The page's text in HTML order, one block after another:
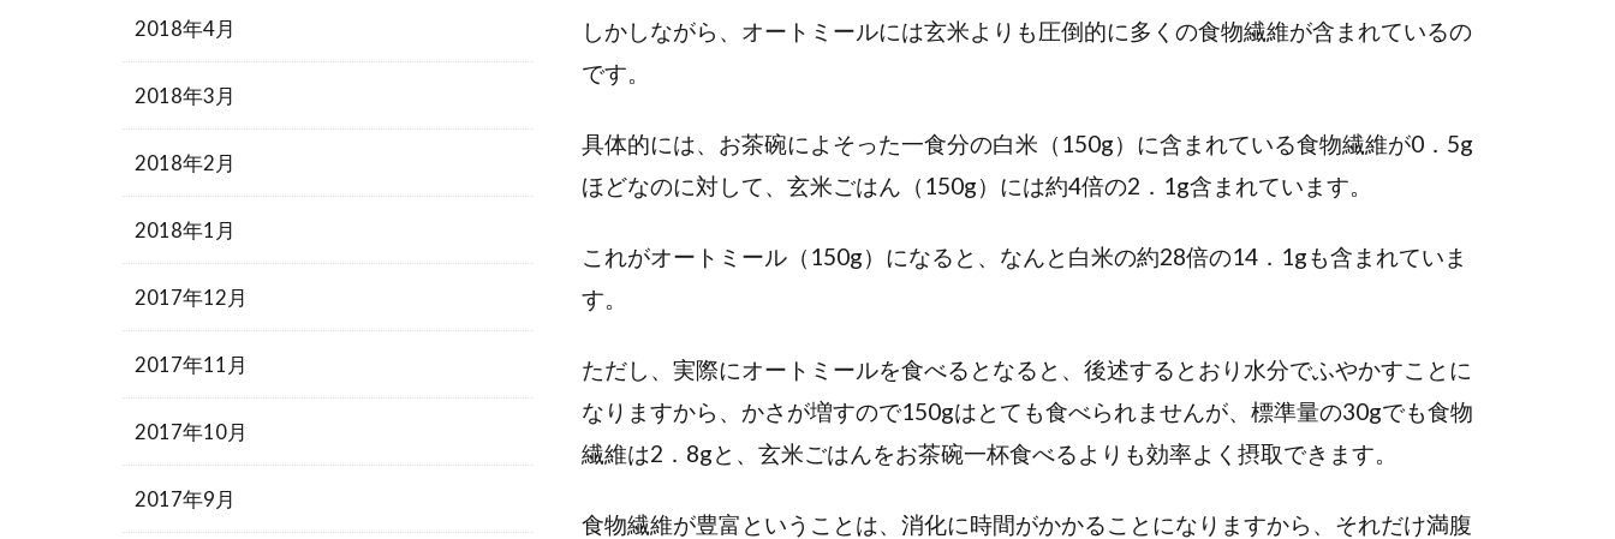
しかしながら、オートミールには玄米よりも圧倒的に多くの食物繊維が含まれているの
です。
具体的には、お茶碗によそった一食分の白米（150g）に含まれている食物繊維が0．5g
ほどなのに対して、玄米ごはん（150g）には約4倍の2．1g含まれています。
これがオートミール（150g）になると、なんと白米の約28倍の14．1gも含まれていま
す。
ただし、実際にオートミールを食べるとなると、後述するとおり水分でふやかすことに
なりますから、かさが増すので150gはとても食べられませんが、標準量の30gでも食物
繊維は2．8gと、玄米ごはんをお茶碗一杯食べるよりも効率よく摂取できます。
食物繊維が豊富ということは、消化に時間がかかることになりますから、それだけ満腹
2018年4月
2018年3月
2018年2月
2018年1月
2017年12月
2017年11月
2017年10月
2017年9月